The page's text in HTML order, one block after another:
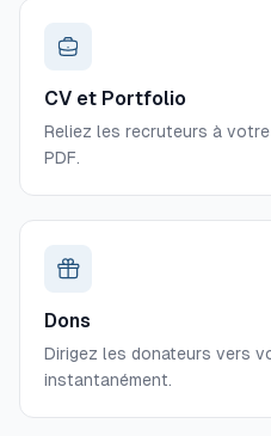
CV et Portfolio
Reliez les recruteurs à
PDF.
Dons
Dirigez les donateurs vers
instantanément.